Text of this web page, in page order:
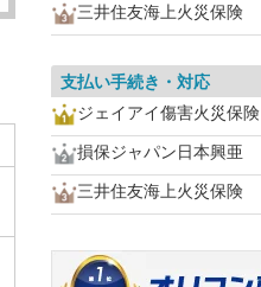
三井住友海上火災保険
支払い手続き・対応
ジェイアイ傷害火災保険
損保ジャパン日本興亜
三井住友海上火災保険